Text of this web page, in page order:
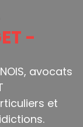
-
avocats
et